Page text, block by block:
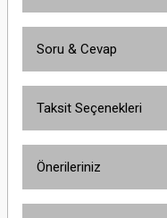
Soru & Cevap
Taksit Seçenekleri
Önerileriniz